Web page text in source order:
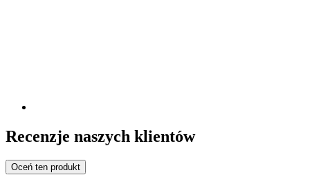
Recenzje naszych klientów
Oceń ten produkt